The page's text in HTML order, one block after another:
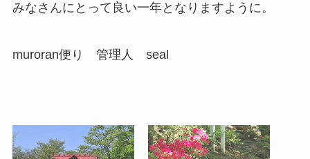
みなさんにとって良い一年となりますように。
muroran便り 管理人 seal